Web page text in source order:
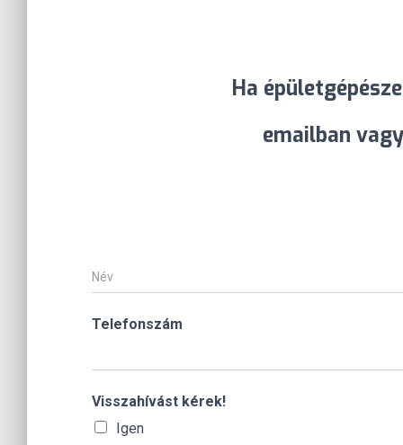
Ha
emailban
N
é
*
Telefonszám
Visszahívást kérek!
Igen